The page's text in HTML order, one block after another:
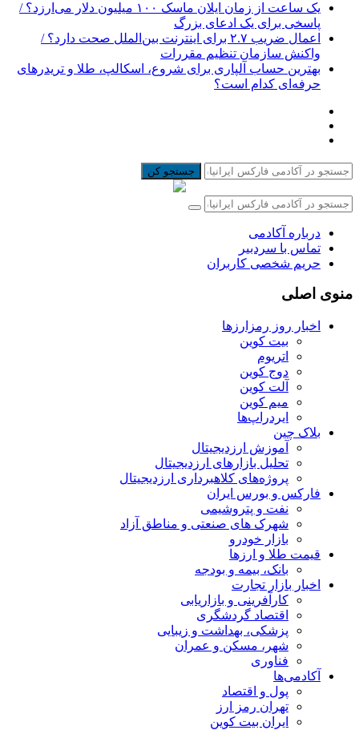
یک ساعت از زمان ایلان ماسک ۱۰۰ میلیون دلار می‌ارزد؟ /
پاسخی برای یک ادعای بزرگ
اعمال ضریب ۲.۷ برای اینترنت بین‌الملل صحت دارد؟ /
واکنش سازمان تنظیم مقررات
بهترین حساب آلپاری برای شروع، اسکالپ، طلا و تریدرهای
حرفه‌ای کدام است؟
جستجو کن
درباره آکادمی
تماس با سردبیر
حریم شخصی کاربران
منوی اصلی
اخبار روز رمزارزها
بیت کوین
اتریوم
دوج کوین
آلت کوین
میم کوین‌
ایردراپ‌ها
بلاک چین
آموزش ارزدیجیتال
تحلیل بازارهای ارزدیجیتال
پروژه‌های کلاهبرداری ارزدیجیتال
فارکس و بورس ایران
نفت و پتروشیمی
شهرک های صنعتی و مناطق آزاد
بازار خودرو
قیمت طلا و ارزها
بانک، بیمه و بودجه
اخبار بازار تجارت
کارآفرینی و بازاریابی
اقتصاد گردشگری
پزشکی، بهداشت و زیبایی
شهر، مسکن و عمران
فناوری
آکادمی‌ها
پول و اقتصاد
تهران رمز ارز
ایران بیت کوین